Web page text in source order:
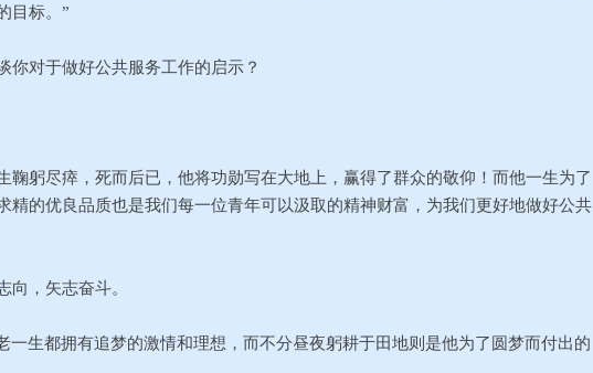
目标。”
对于做好公共服务工作的启示？
躬尽瘁，死而后已，他将功勋写在大地上，赢得了群众的敬仰！而他一生为了
精的优良品质也是我们每一位青年可以汲取的精神财富，为我们更好地做好公共
，矢志奋斗。
生都拥有追梦的激情和理想，而不分昼夜躬耕于田地则是他为了圆梦而付出的